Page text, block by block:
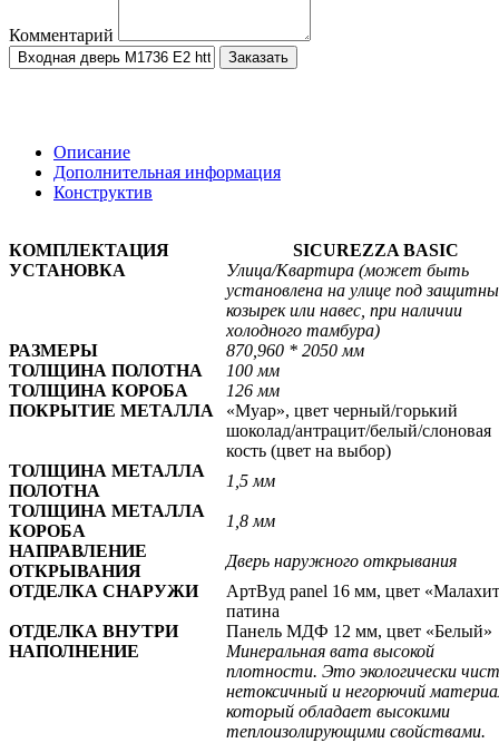
Комментарий
Заказать
Описание
Дополнительная информация
Конструктив
КОМПЛЕКТАЦИЯ
SICUREZZA BASIC
УСТАНОВКА
Улица/Квартира (может быть
установлена на улице под
козырек или навес, при наличии
холодного тамбура)
РАЗМЕРЫ
870,960 * 2050 мм
ТОЛЩИНА ПОЛОТНА
100 мм
ТОЛЩИНА КОРОБА
126 мм
ПОКРЫТИЕ МЕТАЛЛА
«Муар», цвет черный/горький
шоколад/антрацит/белый/слоновая
кость (цвет на выбор)
ТОЛЩИНА МЕТАЛЛА
ПОЛОТНА
1,5 мм
ТОЛЩИНА МЕТАЛЛА
КОРОБА
1,8 мм
НАПРАВЛЕНИЕ
ОТКРЫВАНИЯ
Дверь наружного открывания
ОТДЕЛКА СНАРУЖИ
АртВуд panel 16 мм, цвет
патина
ОТДЕЛКА ВНУТРИ
Панель МДФ 12 мм, цвет «Белый»
НАПОЛНЕНИЕ
Минеральная вата высокой
плотности. Это экологически
нетоксичный и негорючий
который обладает высокими
теплоизолирующими свойствами.